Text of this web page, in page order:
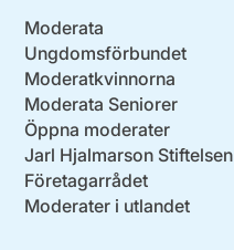
Moderata
Ungdomsförbundet
Moderatkvinnorna
Moderata Seniorer
Öppna moderater
Jarl Hjalmarson Stiftelsen
Företagarrådet
Moderater i utlandet